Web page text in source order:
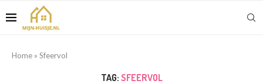
Home » Sfeervol
TAG: SFEERVOL